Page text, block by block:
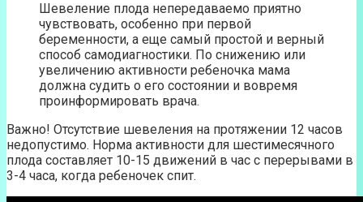
Шевеление плода непередаваемо приятно
чувствовать, особенно при первой
беременности, а еще самый простой и верный
способ самодиагностики. По снижению или
увеличению активности ребеночка мама
должна судить о его состоянии и вовремя
проинформировать врача.
Важно! Отсутствие шевеления на протяжении 12 часов
недопустимо. Норма активности для шестимесячного
плода составляет 10-15 движений в час с перерывами в
3-4 часа, когда ребеночек спит.